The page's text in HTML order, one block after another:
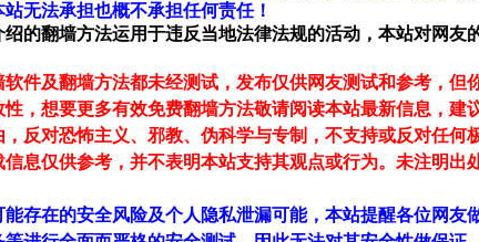
无法承担也概不承担任何责任！
的翻墙方法运用于违反当地法律法规的活动，本站对网友
软件及翻墙方法都未经测试，发布仅供网友测试和参考，
，想要更多有效免费翻墙方法敬请阅读本站最新信息，建
反对恐怖主义、邪教、伪科学与专制，不支持或反对任何
息仅供参考，并不表明本站支持其观点或行为。未注明出
存在的安全风险及个人隐私泄漏可能，本站提醒各位网友